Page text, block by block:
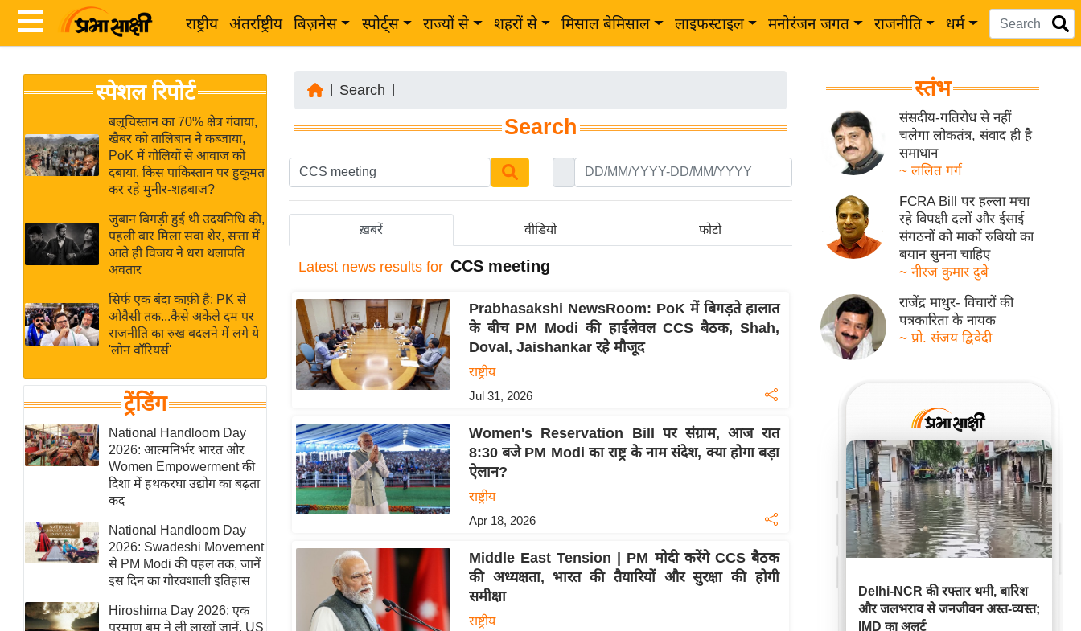
राष्ट्रीय अंतर्राष्ट्रीय बिज़नेस स्पोर्ट्स राज्यों से शहरों से मिसाल बेमिसाल लाइफस्टाइल मनोरंजन जगत राजनीति धर्म
News
Hindi
Hindi
Live
News in
Hindi
News
Hindi
Videos
ब
र
अंतर्राष्ट्रीय
बिज़नेस
उद्योग
विशेषज्ञ
राय
खेल
क्रिकेट
IPL
2026
मिसाल बेमिसाल
शख्सियत
यंग इंडिया
साहित्य जगत
स्पेशल रिपोर्ट
बलूचिस्तान का 70% क्षेत्र गंवाया,
खैबर को तालिबान ने कब्जाया,
PoK में गोलियों से आवाज को
दबाया, किस पाकिस्तान पर हुकूमत
कर रहे मुनीर-शहबाज?
जुबान बिगड़ी हुई थी उदयनिधि की,
पहली बार मिला सवा शेर, सत्ता में
आते ही विजय ने धरा थलापति
अवतार
सिर्फ एक बंदा काफ़ी है: PK से
ओवैसी तक...कैसे अकेले दम पर
राजनीति का रुख बदलने में लगे ये
'लोन वॉरियर्स'
ट्रेंडिंग
National Handloom Day
2026: आत्मनिर्भर भारत और
Women Empowerment की
दिशा में हथकरघा उद्योग का बढ़ता
कद
National Handloom Day
2026: Swadeshi Movement
से PM Modi की पहल तक, जानें
इस दिन का गौरवशाली इतिहास
Hiroshima Day 2026: एक
परमाणु बम ने ली लाखों जानें, US
Search
Search
ख़बरें वीडियो फोटो
Latest news results for CCS meeting
Prabhasakshi NewsRoom: PoK में बिगड़ते हालात
के बीच PM Modi की हाईलेवल CCS बैठक, Shah,
Doval, Jaishankar रहे मौजूद
राष्ट्रीय
Jul 31, 2026
Women's Reservation Bill पर संग्राम, आज रात
8:30 बजे PM Modi का राष्ट्र के नाम संदेश, क्या होगा बड़ा
ऐलान?
राष्ट्रीय
Apr 18, 2026
Middle East Tension | PM मोदी करेंगे CCS बैठक
की अध्यक्षता, भारत की तैयारियों और सुरक्षा की होगी
समीक्षा
राष्ट्रीय
स्तंभ
संसदीय-गतिरोध से नहीं
चलेगा लोकतंत्र, संवाद ही है
समाधान
~ ललित गर्ग
FCRA Bill पर हल्ला मचा
रहे विपक्षी दलों और ईसाई
संगठनों को मार्को रुबियो का
बयान सुनना चाहिए
~ नीरज कुमार दुबे
राजेंद्र माथुर- विचारों की
पत्रकारिता के नायक
~ प्रो. संजय द्विवेदी
Delhi-NCR की रफ्तार थमी, बारिश
और जलभराव से जनजीवन अस्त-व्यस्त;
IMD का अलर्ट